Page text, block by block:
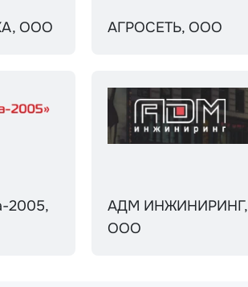
ООО АГРОСЕТЬ, ООО
2005,
АДМ ИНЖИНИРИНГ,
ООО